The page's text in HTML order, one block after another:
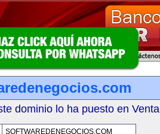
dominio lo ha puesto en Venta
SOFTWAREDENEGOCIOS.COM